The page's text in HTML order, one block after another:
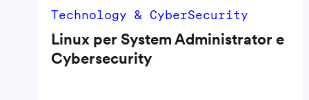
Technology & CyberSecurity
Linux per System Administrator e
Cybersecurity